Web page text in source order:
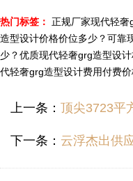
热门标签： 正规厂家现代轻奢
造型设计价格价位多少？可靠
少？优质现代轻奢grg造型设
代轻奢grg造型设计费用付费价
上一条： 顶尖3723平
下一条： 云浮杰出供应